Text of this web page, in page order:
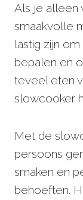
Als je alleen
smaakvolle
lastig zijn
bepalen en
teveel eten
slowcooker
Met de
persoons
smaken en
behoeften.